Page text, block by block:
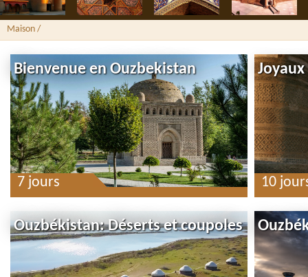
Maison /
Bienvenue en Ouzbekistan
7 jours 10
Ouzbékistan: Déserts et coupoles